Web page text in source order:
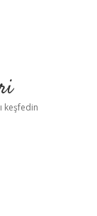
keşfedin